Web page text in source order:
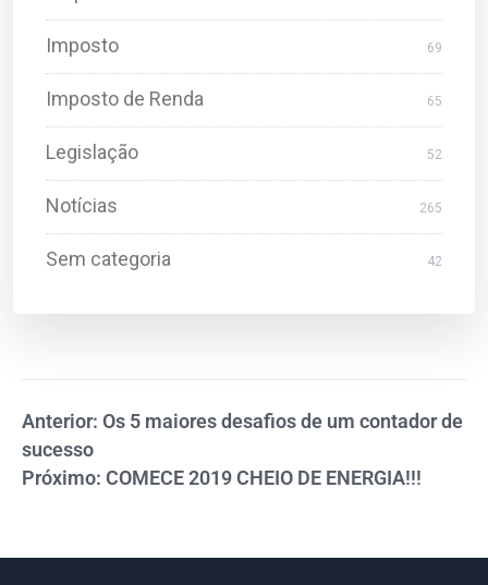
Imposto 69
Imposto de Renda 65
Legislação 52
Notícias 265
Sem categoria 42
Anterior: Os 5 maiores desafios de um contador de
sucesso
Próximo: COMECE 2019 CHEIO DE ENERGIA!!!